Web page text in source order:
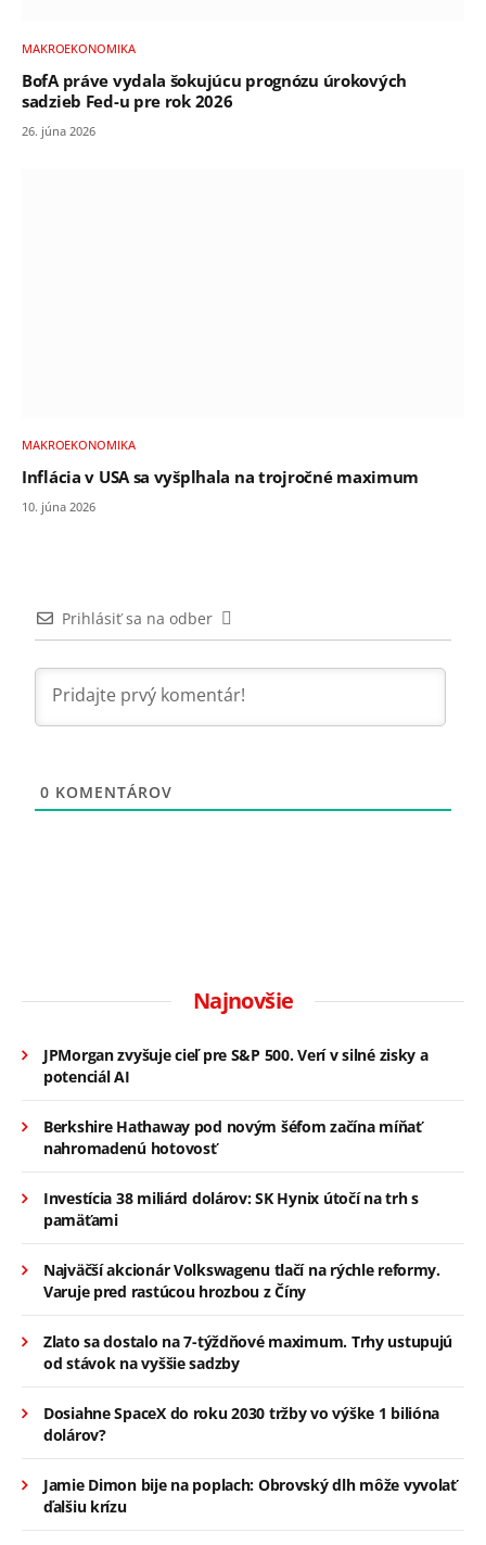
MAKROEKONOMIKA
BofA práve vydala šokujúcu prognózu úrokových
sadzieb Fed-u pre rok 2026
26. júna 2026
MAKROEKONOMIKA
Inflácia v USA sa vyšplhala na trojročné maximum
10. júna 2026
Prihlásiť sa na odber
0 KOMENTÁROV
Najnovšie
JPMorgan zvyšuje cieľ pre S&P 500. Verí v silné zisky a
potenciál AI
Berkshire Hathaway pod novým šéfom začína míňať
nahromadenú hotovosť
Investícia 38 miliárd dolárov: SK Hynix útočí na trh s
pamäťami
Najväčší akcionár Volkswagenu tlačí na rýchle reformy.
Varuje pred rastúcou hrozbou z Číny
Zlato sa dostalo na 7-týždňové maximum. Trhy ustupujú
od stávok na vyššie sadzby
Dosiahne SpaceX do roku 2030 tržby vo výške 1 bilióna
dolárov?
Jamie Dimon bije na poplach: Obrovský dlh môže vyvolať
ďalšiu krízu